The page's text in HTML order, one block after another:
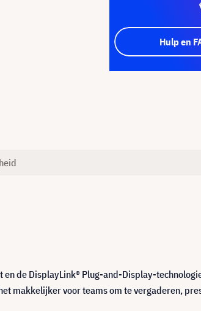
Hulp en
de DisplayLink® Plug-and-Display-
makkelijker voor teams om te vergaderen,